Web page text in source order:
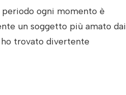
ogni momento è
un soggetto più amato dai
trovato divertente